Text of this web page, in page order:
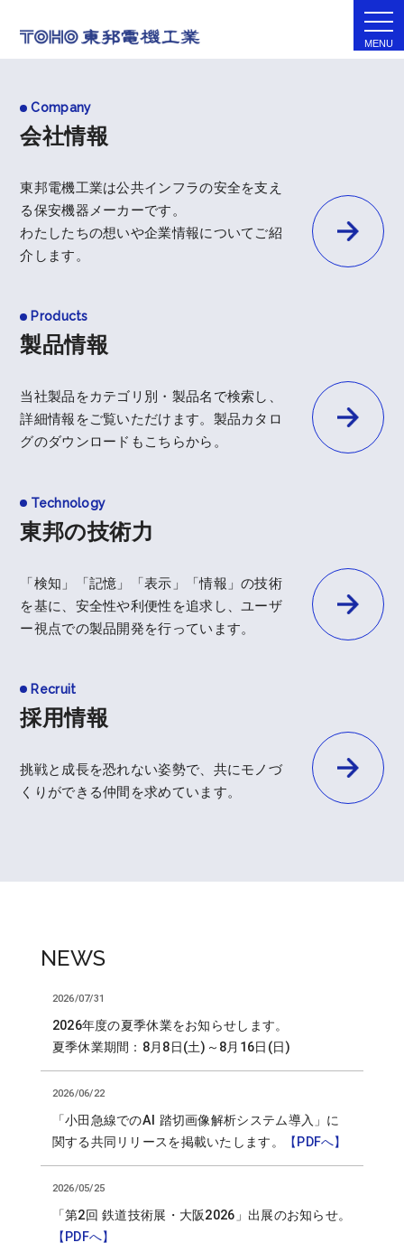
Company
会社情報
東邦電機工業は公共インフラの安全を支え
る保安機器メーカーです。
わたしたちの想いや企業情報についてご紹
介します。
Products
製品情報
当社製品をカテゴリ別・製品名で検索し、
詳細情報をご覧いただけます。製品カタロ
グのダウンロードもこちらから。
Technology
東邦の技術力
「検知」「記憶」「表示」「情報」の技術
を基に、安全性や利便性を追求し、ユーザ
ー視点での製品開発を行っています。
Recruit
採用情報
挑戦と成長を恐れない姿勢で、共にモノづ
くりができる仲間を求めています。
NEWS
2026/07/31
2026年度の夏季休業をお知らせします。
夏季休業期間：8月8日(土)～8月16日(日)
2026/06/22
「小田急線でのAI 踏切画像解析システム導入」に
関する共同リリースを掲載いたします。
【PDFへ】
2026/05/25
「第2回 鉄道技術展・大阪2026」出展のお知らせ。
【PDFへ】